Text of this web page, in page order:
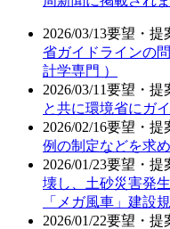
2026/03/13要望・提
省ガイドラインの
計学専門 ）
2026/03/11要望・提
と共に環境省にガ
2026/02/16要望・提
例の制定などを求
2026/01/23要望・提
壊し、土砂災害発
「メガ風車」建設
2026/01/22要望・提